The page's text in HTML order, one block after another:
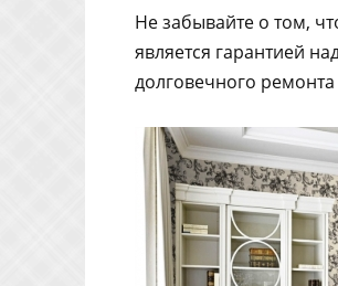
Не забывайте о том,
является гарантией
долговечного